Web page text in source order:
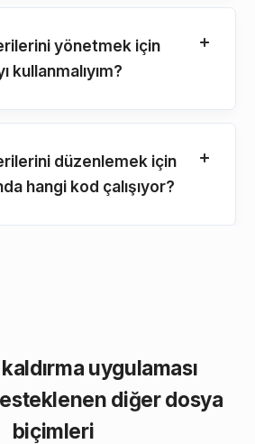
yönetmek için
kullanmalıyım?
düzenlemek için
hangi kod çalışıyor?
uygulaması
diğer dosya
biçimleri